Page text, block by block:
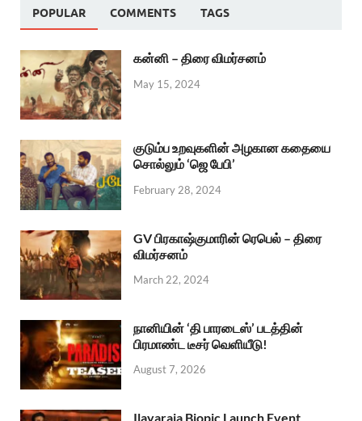
POPULAR COMMENTS TAGS
கன்னி – திரை விமர்சனம்
May 15, 2024
குடும்ப உறவுகளின் அழகான கதையை
சொல்லும் ‘ஜெ பேபி’
February 28, 2024
GV பிரகாஷ்குமாரின் ரெபெல் – திரை
விமர்சனம்
March 22, 2024
நானியின் ‘தி பாரடைஸ்’ படத்தின்
பிரமாண்ட டீசர் வெளியீடு!
August 7, 2026
Ilayaraja Biopic Launch Event